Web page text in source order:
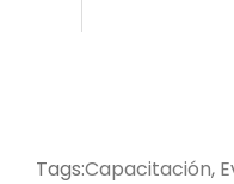
Tags:Capacitación,